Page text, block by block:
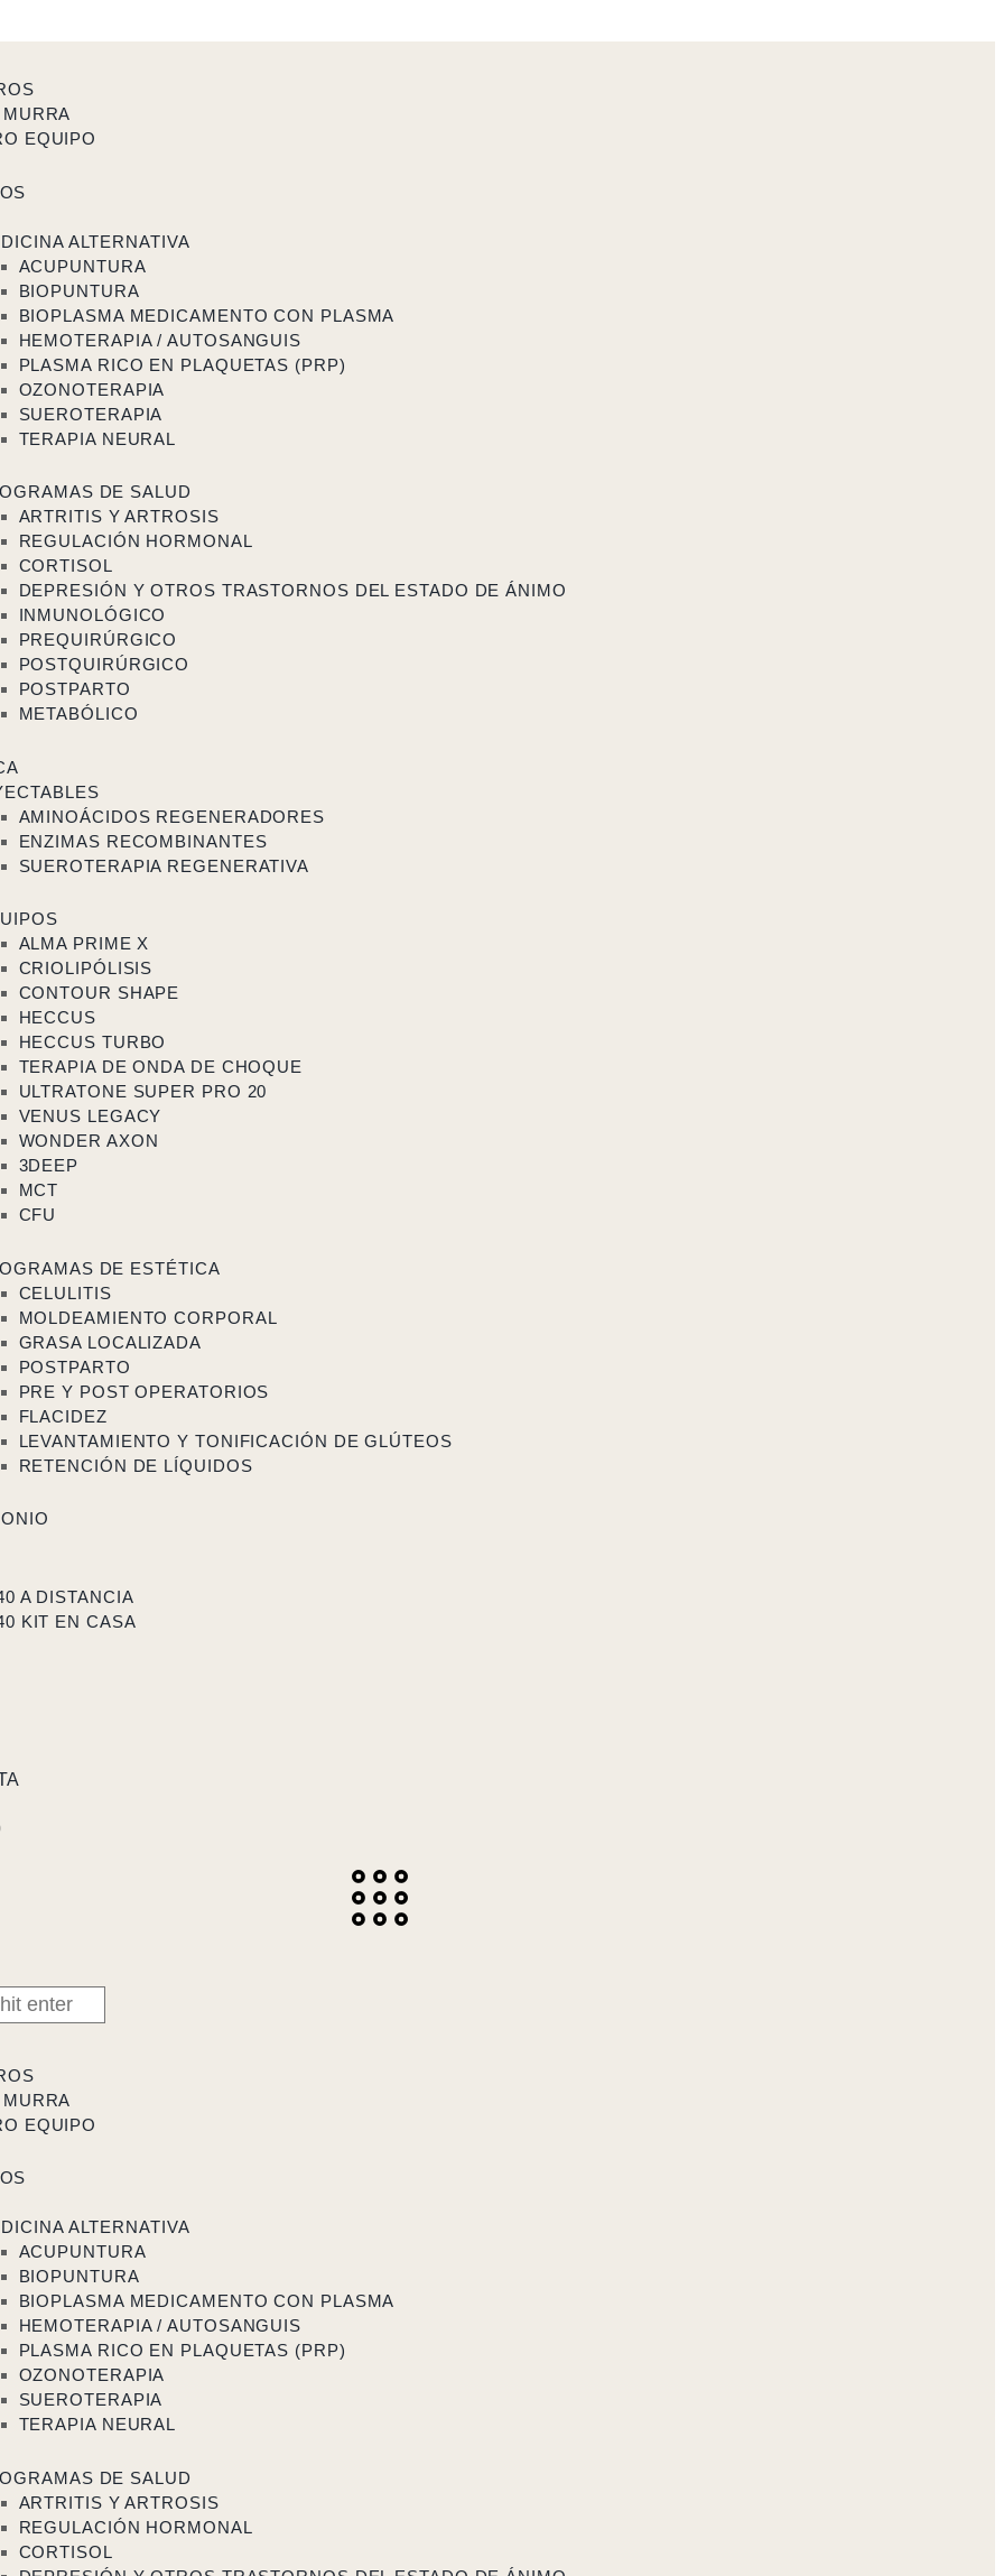
EQUIPO
ALTERNATIVA
ACUPUNTURA
BIOPUNTURA
BIOPLASMA MEDICAMENTO CON PLASMA
HEMOTERAPIA / AUTOSANGUIS
PLASMA RICO EN PLAQUETAS (PRP)
OZONOTERAPIA
SUEROTERAPIA
TERAPIA NEURAL
DE SALUD
ARTRITIS Y ARTROSIS
REGULACIÓN HORMONAL
CORTISOL
DEPRESIÓN Y OTROS TRASTORNOS DEL ESTADO DE ÁNIMO
INMUNOLÓGICO
PREQUIRÚRGICO
POSTQUIRÚRGICO
POSTPARTO
METABÓLICO
AMINOÁCIDOS REGENERADORES
ENZIMAS RECOMBINANTES
SUEROTERAPIA REGENERATIVA
ALMA PRIME X
CRIOLIPÓLISIS
CONTOUR SHAPE
HECCUS
HECCUS TURBO
TERAPIA DE ONDA DE CHOQUE
ULTRATONE SUPER PRO 20
VENUS LEGACY
WONDER AXON
3DEEP
MCT
CFU
DE ESTÉTICA
CELULITIS
MOLDEAMIENTO CORPORAL
GRASA LOCALIZADA
POSTPARTO
PRE Y POST OPERATORIOS
FLACIDEZ
LEVANTAMIENTO Y TONIFICACIÓN DE GLÚTEOS
RETENCIÓN DE LÍQUIDOS
A DISTANCIA
KIT EN CASA
EQUIPO
ALTERNATIVA
ACUPUNTURA
BIOPUNTURA
BIOPLASMA MEDICAMENTO CON PLASMA
HEMOTERAPIA / AUTOSANGUIS
PLASMA RICO EN PLAQUETAS (PRP)
OZONOTERAPIA
SUEROTERAPIA
TERAPIA NEURAL
DE SALUD
ARTRITIS Y ARTROSIS
REGULACIÓN HORMONAL
CORTISOL